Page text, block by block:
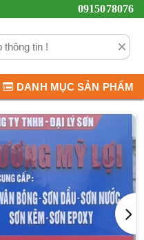
0915078076
×
DANH MỤC SẢN PHẨM